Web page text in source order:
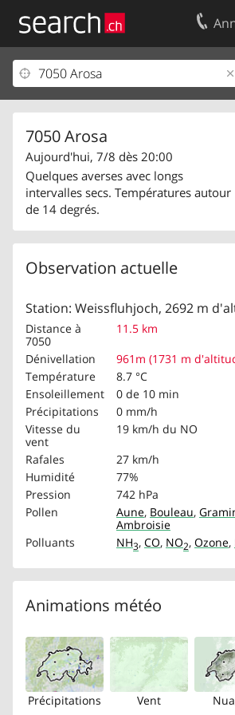
7050 Arosa
Aujourd'hui, 7/8 dès 20:00
Quelques averses avec longs
intervalles secs. Températures autour
de 14 degrés.
Observation actuelle
Station: Weissfluhjoch, 2692 m
Distance à
7050
11.5 km
Dénivellation
961m (1731 m
Température
8.7 °C
Ensoleillement
0 de 10 min
Précipitations
0 mm/h
Vitesse du
vent
19 km/h du NO
Rafales
27 km/h
Humidité
77%
Pression
742 hPa
Pollen
Aune, Bouleau,
Ambroisie
Polluants
NH3, CO, NO2, Ozone,
Animations météo
Précipitations Vent
Votre inscription
Centre clients